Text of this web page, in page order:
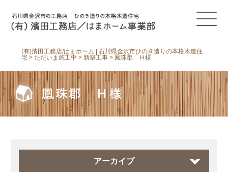
(有)濱田工務店/はまホーム | 石川県金沢市ひのき造りの本格木造住
宅 >ただいま施工中 > 新築工事 > 鳳珠郡 Ｈ様
鳳珠郡 Ｈ様
アーカイブ